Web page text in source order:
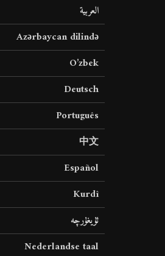
العربية
Azərbaycan dilində
O’zbek
Deutsch
Português
中文
Español
Kurdî
ئۇيغۇرچە
Nederlandse taal